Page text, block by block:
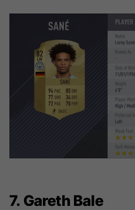
7. Gareth Bale